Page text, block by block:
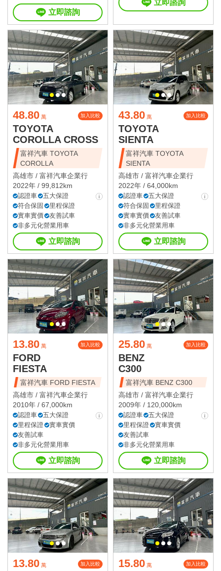
立即諮詢
立即諮詢
48.80 萬 加入比較
TOYOTA
COROLLA CROSS
富祥汽車 TOYOTA
COROLLA
高雄市 / 富祥汽車企業行
2022年 / 99,812km
認證車
五大保證
符合保固
里程保證
實車實價
友善試車
非多元化營業用車
立即諮詢
43.80 萬 加入比較
TOYOTA
SIENTA
富祥汽車 TOYOTA
SIENTA
高雄市 / 富祥汽車企業行
2022年 / 64,000km
認證車
五大保證
符合保固
里程保證
實車實價
友善試車
非多元化營業用車
立即諮詢
13.80 萬 加入比較
FORD
FIESTA
富祥汽車 FORD FIESTA
高雄市 / 富祥汽車企業行
2010年 / 67,000km
認證車
五大保證
里程保證
實車實價
友善試車
非多元化營業用車
立即諮詢
25.80 萬 加入比較
BENZ
C300
富祥汽車 BENZ C300
高雄市 / 富祥汽車企業行
2009年 / 120,000km
認證車
五大保證
里程保證
實車實價
友善試車
非多元化營業用車
立即諮詢
13.80 萬 加入比較 15.80 萬 加入比較